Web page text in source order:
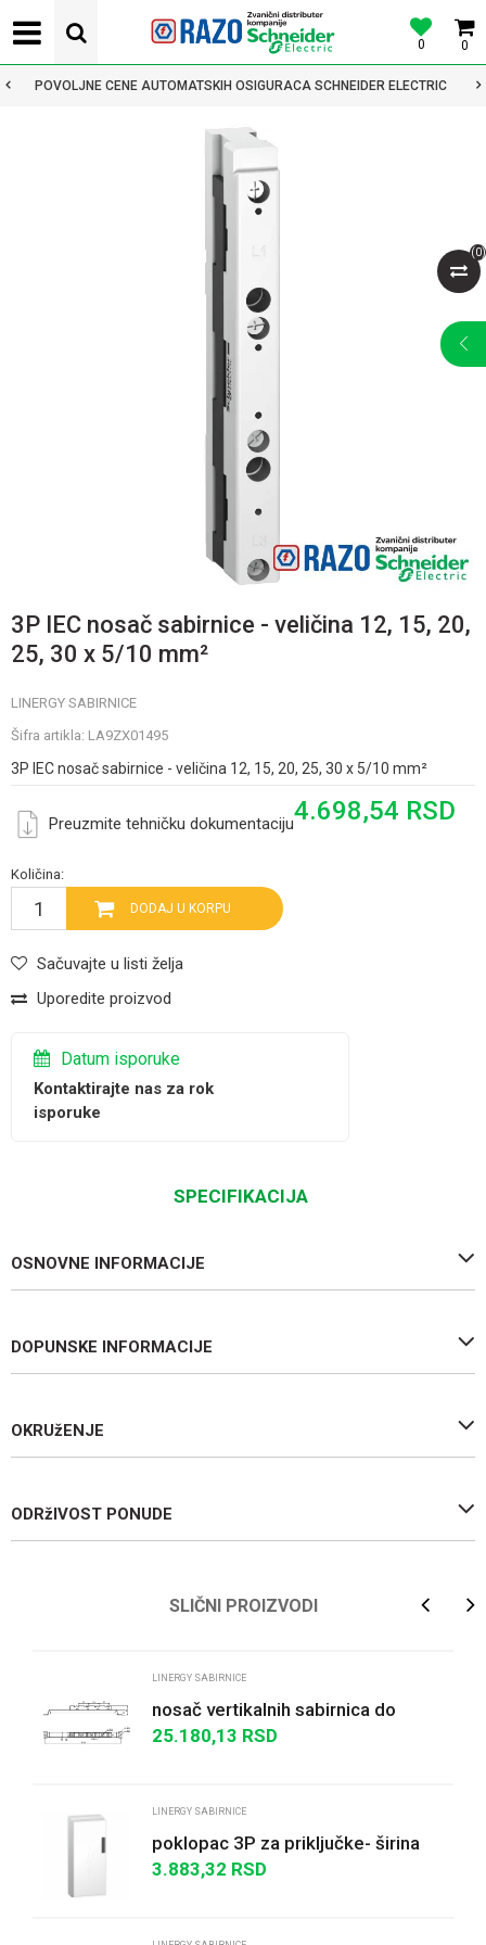
0
0
POVOLJNE CENE AUTOMATSKIH OSIGURACA SCHNEIDER ELECTRIC
(0)
3P IEC nosač sabirnice - veličina 12, 15, 20,
25, 30 x 5/10 mm²
LINERGY SABIRNICE
Šifra artikla: LA9ZX01495
3P IEC nosač sabirnice - veličina 12, 15, 20, 25, 30 x 5/10 mm²
Preuzmite tehničku dokumentaciju4.698,54 RSD
Količina:
DODAJ U KORPU
Sačuvajte u listi želja
Uporedite proizvod
Datum isporuke
Kontaktirajte nas za rok
isporuke
SPECIFIKACIJA
OSNOVNE INFORMACIJE
DOPUNSKE INFORMACIJE
OKRUžENJE
ODRžIVOST PONUDE
Poruka
SLIČNI PROIZVODI
LINERGY SABIRNICE
nosač vertikalnih sabirnica do
3200 A 800x800 mm
25.180,13 RSD
LINERGY SABIRNICE
poklopac 3P za priključke- širina
84 mm - 10 kom.
3.883,32 RSD